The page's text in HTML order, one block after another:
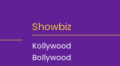
Showbiz
Kollywood
Bollywood